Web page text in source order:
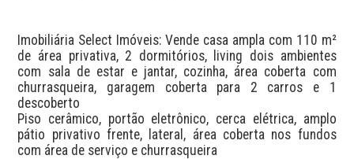
Imobiliária Select Imóveis: Vende casa ampla com 110 m²
de área privativa, 2 dormitórios, living dois ambientes
com sala de estar e jantar, cozinha, área coberta com
churrasqueira, garagem coberta para 2 carros e 1
descoberto
Piso cerâmico, portão eletrônico, cerca elétrica, amplo
pátio privativo frente, lateral, área coberta nos fundos
com área de serviço e churrasqueira